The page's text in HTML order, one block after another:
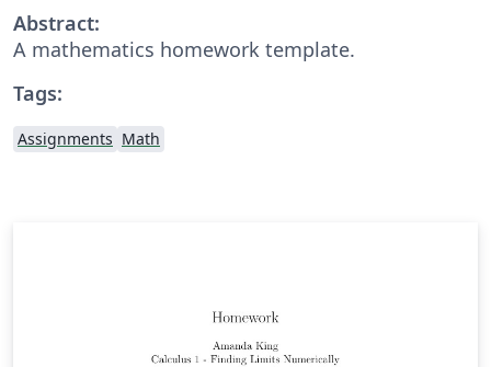
Abstract:
A mathematics homework template.
Tags:
Assignments Math